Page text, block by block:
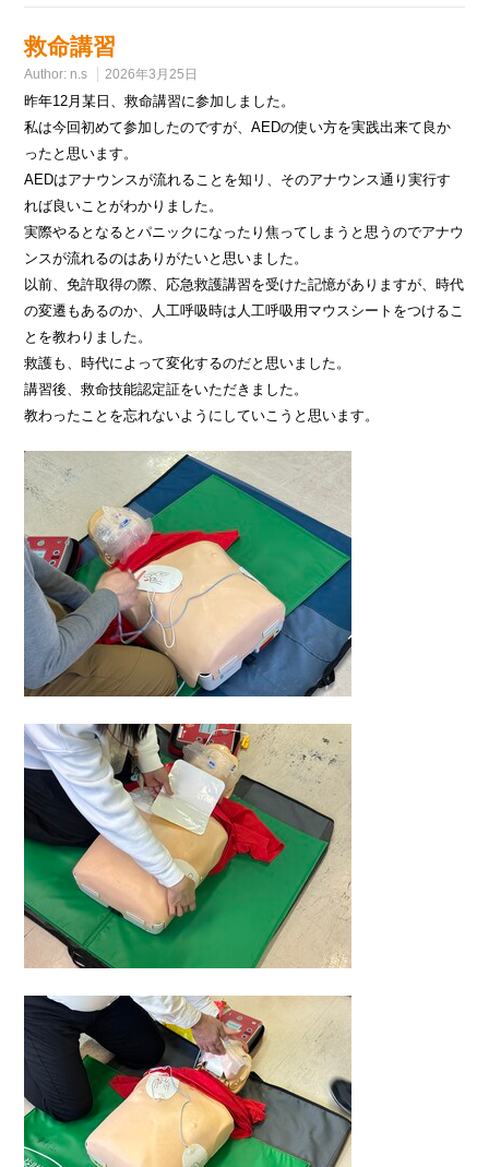
救命講習
Author: n.s 2026年3月25日
昨年12月某日、救命講習に参加しました。
私は今回初めて参加したのですが、AEDの使い方を実践出来て良か
ったと思います。
AEDはアナウンスが流れることを知リ、そのアナウンス通り実行す
れば良いことがわかりました。
実際やるとなるとパニックになったり焦ってしまうと思うのでアナウ
ンスが流れるのはありがたいと思いました。
以前、免許取得の際、応急救護講習を受けた記憶がありますが、時代
の変遷もあるのか、人工呼吸時は人工呼吸用マウスシートをつけるこ
とを教わりました。
救護も、時代によって変化するのだと思いました。
講習後、救命技能認定証をいただきました。
教わったことを忘れないようにしていこうと思います。